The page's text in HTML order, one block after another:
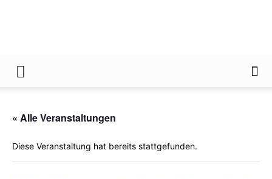
« Alle Veranstaltungen
Diese Veranstaltung hat bereits stattgefunden.